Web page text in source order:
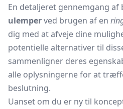
En detaljeret gennemgang af
ulemperved brugen af en
dig med at afveje dine
potentielle alternativer til
sammenligner deres
alle oplysningerne for at
beslutning.
Uanset om du er ny til